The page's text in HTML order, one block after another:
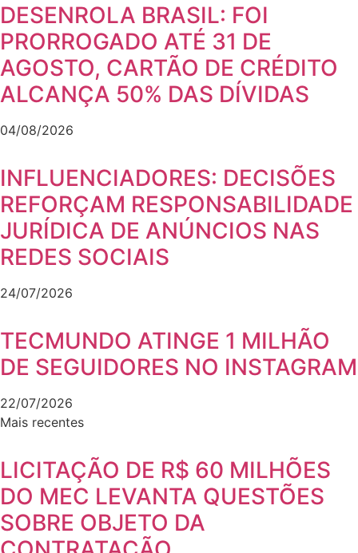
DESENROLA BRASIL: FOI
PRORROGADO ATÉ 31 DE
AGOSTO, CARTÃO DE CRÉDITO
ALCANÇA 50% DAS DÍVIDAS
04/08/2026
INFLUENCIADORES: DECISÕES
REFORÇAM RESPONSABILIDADE
JURÍDICA DE ANÚNCIOS NAS
REDES SOCIAIS
24/07/2026
TECMUNDO ATINGE 1 MILHÃO
DE SEGUIDORES NO INSTAGRAM
22/07/2026
Mais recentes
LICITAÇÃO DE R$ 60 MILHÕES
DO MEC LEVANTA QUESTÕES
SOBRE OBJETO DA